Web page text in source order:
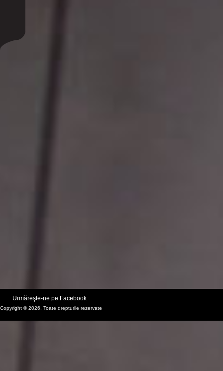
Urmăreşte-ne pe Facebook
Copyright © 2026. Toate drepturile rezervate